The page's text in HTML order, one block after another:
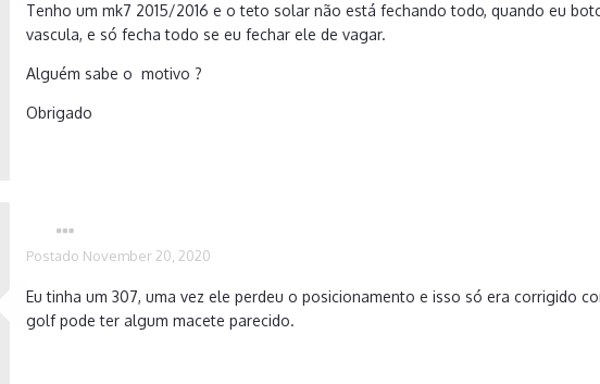
Tenho um mk7 2015/2016 e o teto solar não está fechando todo, quando eu
vascula, e só fecha todo se eu fechar ele de vagar.
Alguém sabe o motivo ?
Obrigado
Postado November 20, 2020
Eu tinha um 307, uma vez ele perdeu o posicionamento e isso só era corrigido
golf pode ter algum macete parecido.